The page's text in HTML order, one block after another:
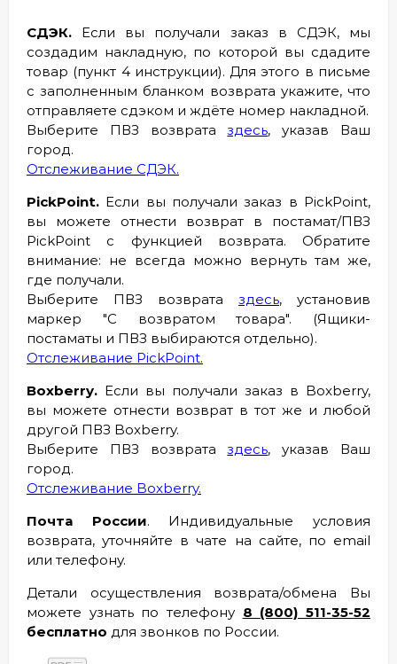
СДЭК. Если вы получали заказ в СДЭК, мы
создадим накладную, по которой вы сдадите
товар (пункт 4 инструкции). Для этого в письме
с заполненным бланком возврата укажите, что
отправляете сдэком и ждёте номер накладной.
Выберите ПВЗ возвратаздесь, указав Ваш
город.
Отслеживание СДЭК.
PickPoint. Если вы получали заказ в PickPoint,
вы можете отнести возврат в постамат/ПВЗ
PickPoint с функцией возврата. Обратите
внимание: не всегда можно вернуть там же,
где получали.
Выберите ПВЗ возврата здесь, установив
маркер "С возвратом товара". (Ящики-
постаматы и ПВЗ выбираются отдельно).
Отслеживание PickPoint.
Boxberry. Если вы получали заказ в Boxberry,
вы можете отнести возврат в тот же и любой
другой ПВЗ Boxberry.
Выберите ПВЗ возвратаздесь, указав Ваш
город.
Отслеживание Boxberry.
Почта России. Индивидуальные условия
возврата, уточняйте в чате на сайте, по email
или телефону.
Детали осуществления возврата/обмена Вы
можете узнать по телефону 8 (800) 511-35-52
бесплатно для звонков по России.